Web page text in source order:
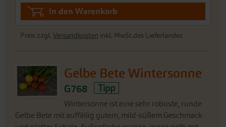
In den Warenkorb
Preis zzgl. Versandkosten inkl. MwSt.des Lieferlandes
Gelbe Bete Wintersonne
G768 Tipp
Wintersonne ist eine sehr robuste, runde
Gelbe Bete mit auffällig gutem, mild-süßem Geschmack